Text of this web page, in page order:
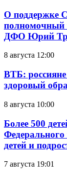
О поддержке
полномочный
ДФО Юрий
8 августа 12:00
ВТБ:
здоровый
8 августа 10:00
Более 500
Федерального
детей и
7 августа 19:01